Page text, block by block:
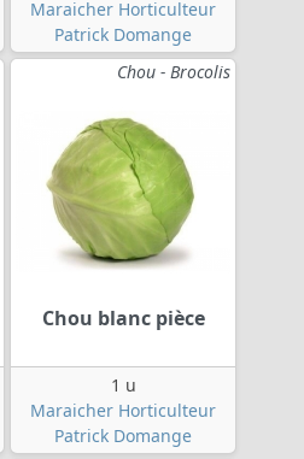
Maraicher Horticulteur
Patrick Domange
Chou - Brocolis
Chou blanc pièce
1 u
Maraicher Horticulteur
Patrick Domange